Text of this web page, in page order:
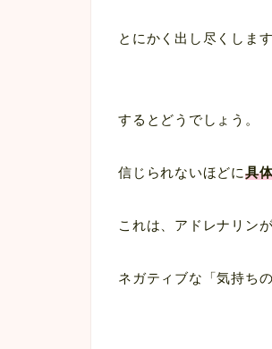
とにかく出し尽くします
するとどうでしょう。
信じられないほどに具
これは、アドレナリン
ネガティブな「気持ち